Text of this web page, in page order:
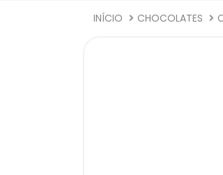
INÍCIO CHOCOLATES